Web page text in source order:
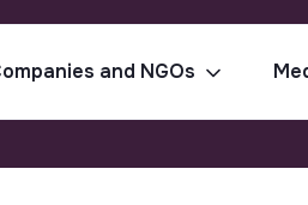
and NGOs